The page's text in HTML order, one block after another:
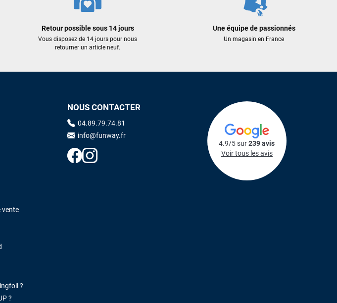
Retour possible sous 14 jours
Vous disposez de 14 jours pour nous
retourner un article neuf.
Une équipe de passionnés
Un magasin en France
vente
?
?
NOUS CONTACTER
04.89.79.74.81
info@funway.fr
4.9/5 sur239 avis
Voir tous les avis
pour son professionnalisme et sa
il y a un mois
jamais pensé ! Excellent conseil
il y a 3 mois
Tahiti. Super service. L'envoi a
état. Mauruuru roa.